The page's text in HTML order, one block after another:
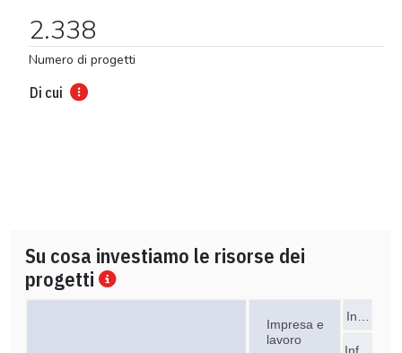
2.338
Numero di progetti
Di cui
Su cosa investiamo le risorse dei
progetti
Impresa e
lavoro
In…
Inf…